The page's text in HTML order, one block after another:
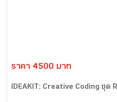
ราคา 4500 บาท
IDEAKIT: Creative Coding ชุด